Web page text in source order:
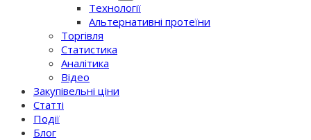
Технології
Альтернативні протеїни
Торгівля
Статистика
Аналітика
Відео
Закупівельні ціни
Статті
Події
Блог